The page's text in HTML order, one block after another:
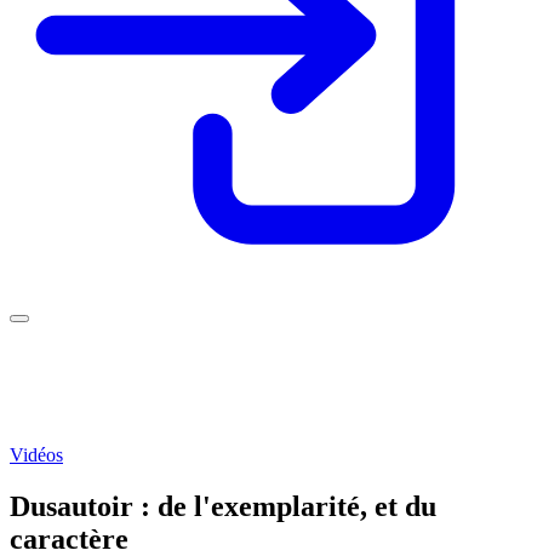
Vidéos
Dusautoir : de l'exemplarité, et du
caractère